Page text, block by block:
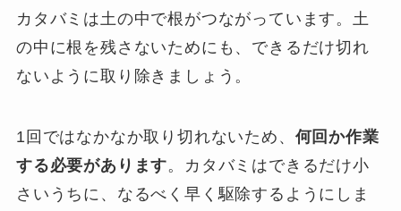
カタバミは土の中で根がつながっています。土
の中に根を残さないためにも、できるだけ切れ
ないように取り除きましょう。
1回ではなかなか取り切れないため、 何回か作業
する必要があります。カタバミはできるだけ小
さいうちに、なるべく早く駆除するようにしま